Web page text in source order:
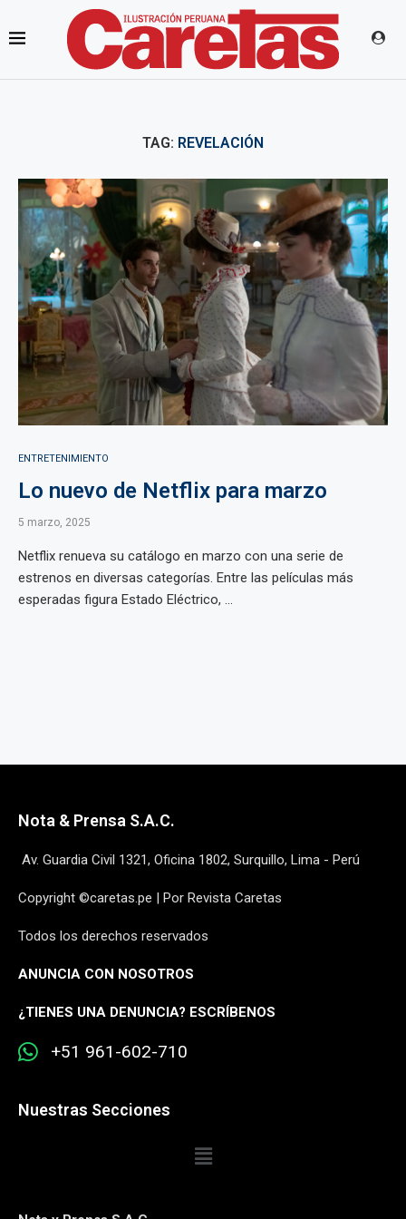
TAG: REVELACIÓN
ENTRETENIMIENTO
Lo nuevo de Netflix para marzo
5 marzo, 2025
Netflix renueva su catálogo en marzo con una serie de
estrenos en diversas categorías. Entre las películas más
esperadas figura Estado Eléctrico, ...
Nota & Prensa S.A.C.
Av. Guardia Civil 1321, Oficina 1802, Surquillo, Lima - Perú
Copyright ©caretas.pe | Por Revista Caretas
Todos los derechos reservados
ANUNCIA CON NOSOTROS
¿TIENES UNA DENUNCIA? ESCRÍBENOS
+51 961-602-710
Nuestras Secciones